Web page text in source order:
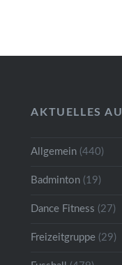
AKTUELLES
Allgemein (440)
Badminton (19)
Dance Fitness (27)
Freizeitgruppe (29)